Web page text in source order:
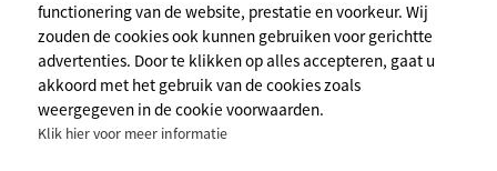
Wettelijke bepalingens
Cookiebeleid
Persruimte
Meer info
functionering van de website, prestatie en voorkeur. Wij
zouden de cookies ook kunnen gebruiken voor gerichtte
advertenties. Door te klikken op alles accepteren, gaat u
akkoord met het gebruik van de cookies zoals
weergegeven in de cookie voorwaarden.
Klik hier voor meer informatie